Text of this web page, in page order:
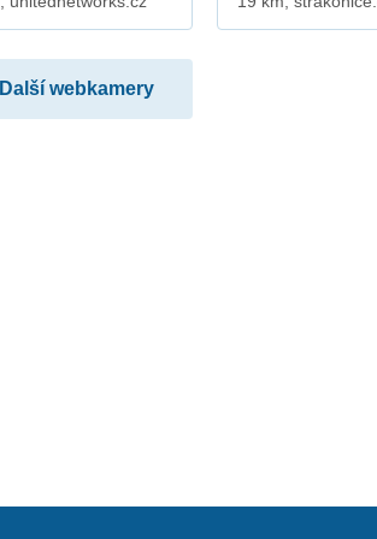
Další webkamery